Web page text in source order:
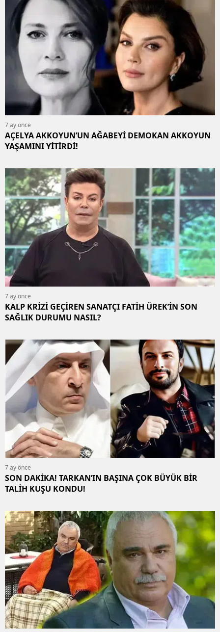
7 ay önce
AÇELYA AKKOYUN’UN AĞABEYİ DEMOKAN AKKOYUN
YAŞAMINI YİTİRDİ!
7 ay önce
KALP KRİZİ GEÇİREN SANATÇI FATİH ÜREK’İN SON
SAĞLIK DURUMU NASIL?
7 ay önce
SON DAKİKA! TARKAN’IN BAŞINA ÇOK BÜYÜK BİR
TALİH KUŞU KONDU!